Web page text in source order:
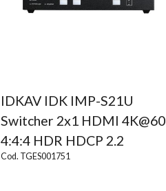
IDKAV IDK IMP-S21U
Switcher 2x1 HDMI 4K@60
4:4:4 HDR HDCP 2.2
Cod. TGES001751